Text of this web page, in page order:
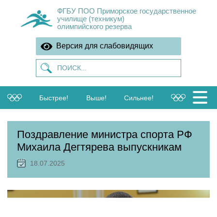
ФГБУ ПОО Приморское государственное
училище (техникум)
олимпийского резерва
Версия для слабовидящих
Быстрее! Выше! Сильнее!
Поздравление министра спорта РФ
Михаила Дегтярева выпускникам
18.07.2025